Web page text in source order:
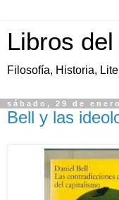
Libros
Filosofía, Historia,
sábado, 29 de
Bell y las